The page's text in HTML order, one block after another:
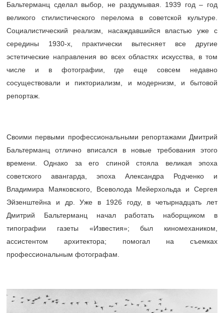
Бальтерманц сделал выбор, не раздумывая. 1939 год – год
великого стилистического перелома в советской культуре.
Социалистический реализм, насаждавшийся властью уже с
середины 1930-х, практически вытесняет все другие
эстетические направления во всех областях искусства, в том
числе и в фотографии, где еще совсем недавно
сосуществовали и пикториализм, и модернизм, и бытовой
репортаж.
Своими первыми профессиональными репортажами Дмитрий
Бальтерманц отлично вписался в новые требования этого
времени. Однако за его спиной стояла великая эпоха
советского авангарда, эпоха Александра Родченко и
Владимира Маяковского, Всеволода Мейерхольда и Сергея
Эйзенштейна и др. Уже в 1926 году, в четырнадцать лет
Дмитрий Бальтерманц начал работать наборщиком в
типографии газеты «Известия»; был киномехаником,
ассистентом архитектора; помогал на съемках
профессиональным фотографам.